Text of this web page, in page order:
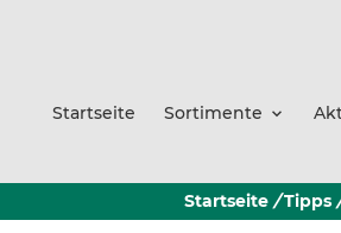
Startseite Sortimente
Startseite / Tipps /